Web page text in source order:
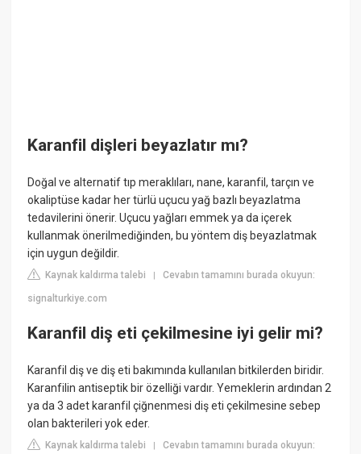
Karanfil dişleri beyazlatır mı?
Doğal ve alternatif tıp meraklıları, nane, karanfil, tarçın ve
okaliptüse kadar her türlü uçucu yağ bazlı beyazlatma
tedavilerini önerir. Uçucu yağları emmek ya da içerek
kullanmak önerilmediğinden, bu yöntem diş beyazlatmak
için uygun değildir.
Kaynak kaldırma talebi |Cevabın tamamını burada okuyun:
signalturkiye.com
Karanfil diş eti çekilmesine iyi gelir mi?
Karanfil diş ve diş eti bakımında kullanılan bitkilerden biridir.
Karanfilin antiseptik bir özelliği vardır. Yemeklerin ardından 2
ya da 3 adet karanfil çiğnenmesi diş eti çekilmesine sebep
olan bakterileri yok eder.
Kaynak kaldırma talebi |Cevabın tamamını burada okuyun: